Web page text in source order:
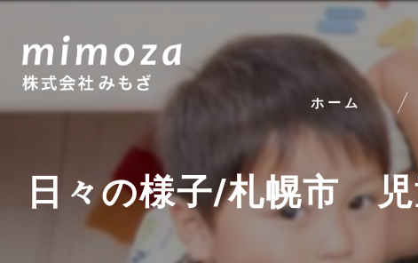
ホーム
日々の様子/札幌市